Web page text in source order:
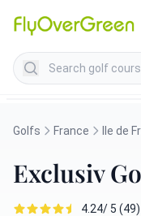
Search golf courses
Golfs France Ile de
Exclusiv
4.24/ 5 (49)